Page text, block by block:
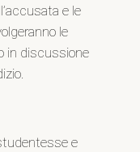
e le
le
in discussione
e